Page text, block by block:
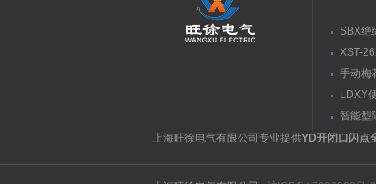
SBX绝
XST-
手动梅
（推拉
LDXY
（指）
智能型
紧力测
上海旺徐电气有限公司专业提供YD开闭口闪点